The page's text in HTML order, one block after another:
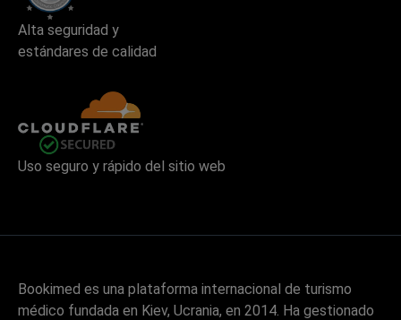
Alta seguridad y
estándares de calidad
Uso seguro y rápido del sitio web
Bookimed es una plataforma internacional de turismo
médico fundada en Kiev, Ucrania, en 2014. Ha gestionado